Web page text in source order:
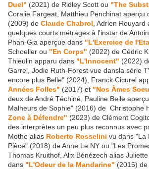
Duel" (2021) de Ridley Scott ou "The
Coralie Fargeat, Matthieu Penchinat aperçu
(2009) de Claude Chabrol , Adrien
quelques courts métrages à l'instar de
Phan-Gia aperçue dans "L'Exercice de
Schoeller ou "En Corps" (2022) de Cédric
Thieulin apparu dans "L'Innocent" (2022)
Garrel, Jodie Ruth-Forest vue dansla série
encore plus Belle" (2024), Franck Cicurel
Années Folles" (2017) et "Nos Âmes
deux de André Téchiné, Pauline Belle
Malheurs de Sophie" (2016) de Christophe
Zone à Défendre" (2023) de Clément
des interprètes un peu plus reconnus avec
Mothe alias Roberto Rosselini vu dans "La
Pièce" (2018) de Anne Le NY ou "Les
Thomas Kruithof, Alix Bénézech alias
dans "L'Odeur de la Mandarine" (2015)